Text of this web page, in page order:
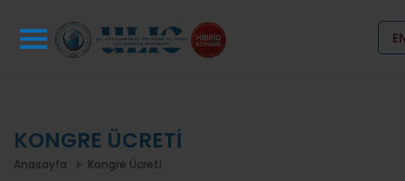
KONGRE ÜCRETİ
Anasayfa Kongre Ücreti